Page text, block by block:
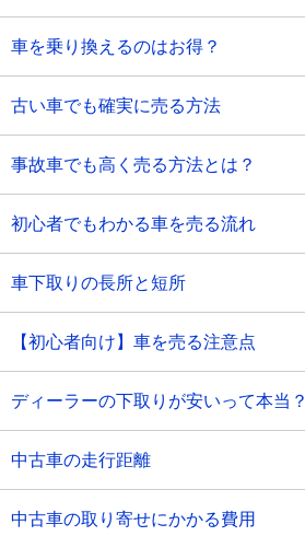
車を乗り換えるのはお得？
古い車でも確実に売る方法
事故車でも高く売る方法とは？
初心者でもわかる車を売る流れ
車下取りの長所と短所
【初心者向け】車を売る注意点
ディーラーの下取りが安いって本当？
中古車の走行距離
中古車の取り寄せにかかる費用